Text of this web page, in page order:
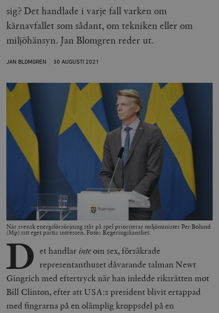
sig? Det handlade i varje fall varken om
kärnavfallet som sådant, om tekniken eller om
miljöhänsyn. Jan Blomgren reder ut.
JAN BLOMGREN 30 AUGUSTI 2021
När svensk energiförsörjning står på spel prioriterar miljöminister Per Bolund
(Mp) sitt eget partis intressen. Foto: Regeringskansliet.
D et handlarinteom sex, försäkrade
representanthuset dåvarande talman Newt
Gingrich med eftertryck när han inledde riksrätten mot
Bill Clinton, efter att USA:s president blivit ertappad
med fingrarna på en olämplig kroppsdel på en